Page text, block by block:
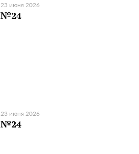
23 июня 2026
№24
23 июня 2026
№24